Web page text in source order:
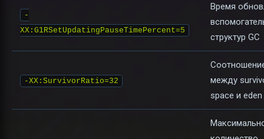
-
XX:G1RSetUpdatingPauseTimePercent=5
Время
структур GC
-XX:SurvivorRatio=32
между
space и